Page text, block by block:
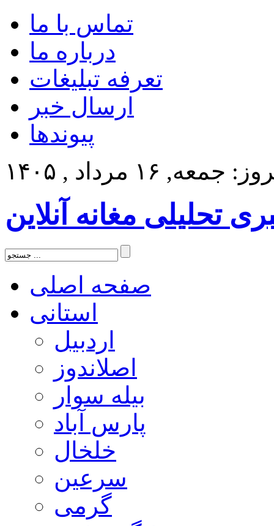
تماس با ما
درباره ما
تعرفه تبلیغات
ارسال خبر
پیوندها
جمعه, ۱۶ مرداد , ۱۴۰۵
تحلیلی مغانه آنلاین
صفحه اصلی
استانی
اردبیل
اصلاندوز
بیله سوار
پارس آباد
خلخال
سرعین
گرمی